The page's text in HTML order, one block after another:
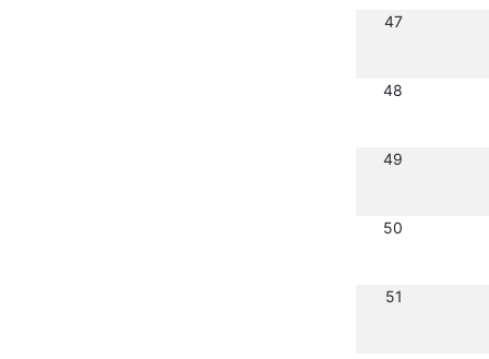
47
48
49
50
51